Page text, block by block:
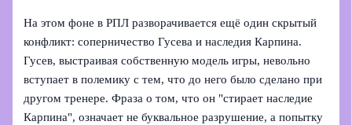
На этом фоне в РПЛ разворачивается ещё один скрытый
конфликт: соперничество Гусева и наследия Карпина.
Гусев, выстраивая собственную модель игры, невольно
вступает в полемику с тем, что до него было сделано при
другом тренере. Фраза о том, что он "стирает наследие
Карпина", означает не буквальное разрушение, а попытку